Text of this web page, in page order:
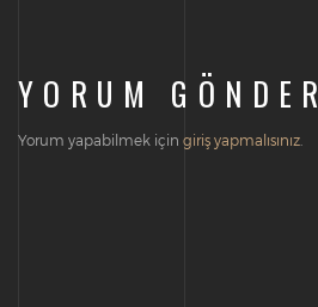
YORUM GÖNDER
Yorum yapabilmek için giriş yapmalısınız